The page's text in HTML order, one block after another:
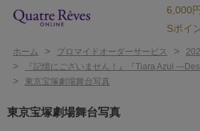
6,000
Sポイ
ホーム > ブロマイドオーダーサービス >
> 『記憶にございません！』『Tiara Azul
> 東京宝塚劇場舞台写真
東京宝塚劇場舞台写真